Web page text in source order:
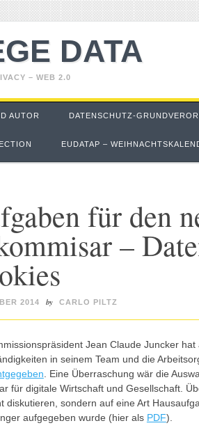
DATA
– WEB 2.0
AUTOR DATENSCHUTZ-
EUDATAP –
für den
–
2014 by CARLO PILTZ
Jean Claude Juncker
in seinem Team und die
. Eine Überraschung wär die
für digitale Wirtschaft und Gesellschaft.
diskutieren, sondern auf eine Art
aufgegeben wurde (hier als PDF).